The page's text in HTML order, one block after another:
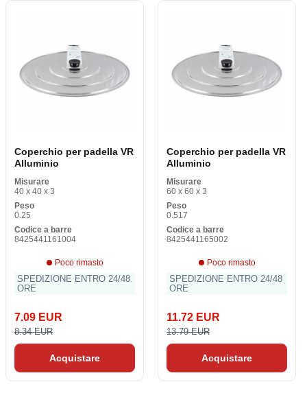
Coperchio per padella VR
Alluminio
Misurare
40 x 40 x 3
Peso
0.25
Codice a barre
8425441161004
Poco rimasto
SPEDIZIONE ENTRO 24/48
ORE
7.09 EUR
8.34 EUR
Acquistare
Coperchio per padella VR
Alluminio
Misurare
60 x 60 x 3
Peso
0.517
Codice a barre
8425441165002
Poco rimasto
SPEDIZIONE ENTRO 24/48
ORE
11.72 EUR
13.79 EUR
Acquistare